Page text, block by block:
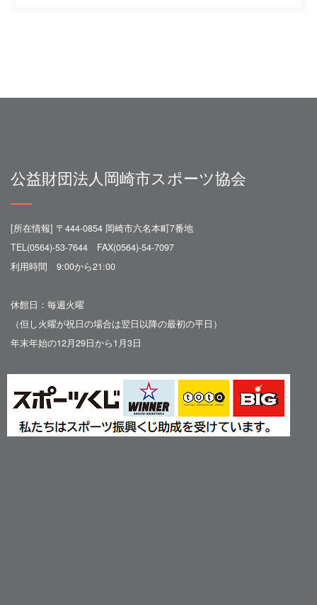
公益財団法人岡崎市スポーツ協会
[所在情報] 〒444-0854 岡崎市六名本町7番地
TEL(0564)-53-7644 FAX(0564)-54-7097
利用時間 9:00から21:00
休館日：毎週火曜
（但し火曜が祝日の場合は翌日以降の最初の平日）
年末年始の12月29日から1月3日